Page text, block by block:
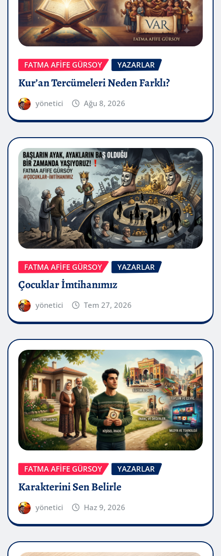
FATMA AFİFE GÜRSOY YAZARLAR
Kur’an Tercümeleri Neden Farklı?
yönetici Ağu 8, 2026
FATMA AFİFE GÜRSOY YAZARLAR
Çocuklar İmtihanımız
yönetici Tem 27, 2026
FATMA AFİFE GÜRSOY YAZARLAR
Karakterini Sen Belirle
yönetici Haz 9, 2026